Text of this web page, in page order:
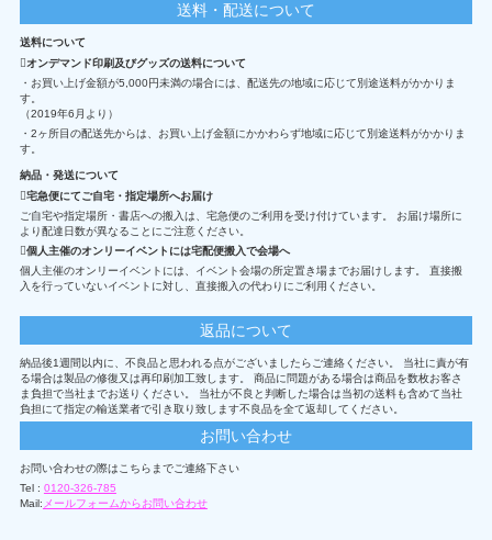
送料・配送について
送料について
オンデマンド印刷及びグッズの送料について
・お買い上げ金額が5,000円未満の場合には、配送先の地域に応じて別途送料がかかりま
す。
（2019年6月より）
・2ヶ所目の配送先からは、お買い上げ金額にかかわらず地域に応じて別途送料がかかりま
す。
納品・発送について
宅急便にてご自宅・指定場所へお届け
ご自宅や指定場所・書店への搬入は、宅急便のご利用を受け付けています。 お届け場所に
より配達日数が異なることにご注意ください。
個人主催のオンリーイベントには宅配便搬入で会場へ
個人主催のオンリーイベントには、イベント会場の所定置き場までお届けします。 直接搬
入を行っていないイベントに対し、直接搬入の代わりにご利用ください。
返品について
納品後1週間以内に、不良品と思われる点がございましたらご連絡ください。 当社に責が有
る場合は製品の修復又は再印刷加工致します。 商品に問題がある場合は商品を数枚お客さ
ま負担で当社までお送りください。 当社が不良と判断した場合は当初の送料も含めて当社
負担にて指定の輸送業者で引き取り致します不良品を全て返却してください。
お問い合わせ
お問い合わせの際はこちらまでご連絡下さい
Tel : 0120-326-785
Mail: メールフォームからお問い合わせ